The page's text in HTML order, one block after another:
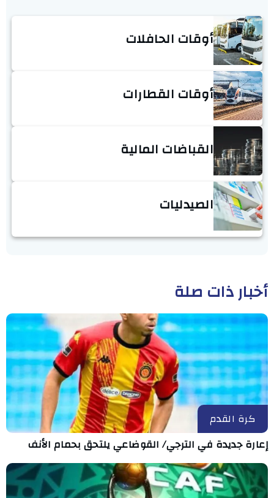
أوقات الحافلات
أوقات القطارات
القباضات المالية
الصيدليات
أخبار ذات صلة
كرة القدم
إعارة جديدة في الترجي/ القوضاعي يلتحق بحمام الأنف